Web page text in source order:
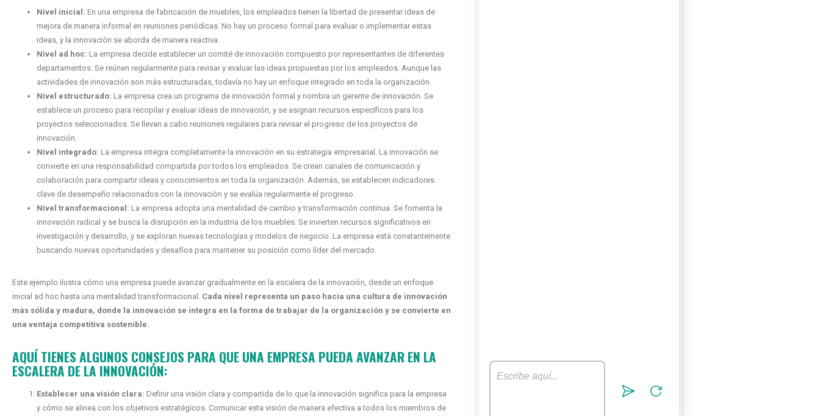
Nivel inicial: En una empresa de fabricación de muebles, los empleados tienen la libertad de presentar ideas de
mejora de manera informal en reuniones periódicas. No hay un proceso formal para evaluar o implementar estas
ideas, y la innovación se aborda de manera reactiva.
Nivel ad hoc: La empresa decide establecer un comité de innovación compuesto por representantes de diferentes
departamentos. Se reúnen regularmente para revisar y evaluar las ideas propuestas por los empleados. Aunque las
actividades de innovación son más estructuradas, todavía no hay un enfoque integrado en toda la organización.
Nivel estructurado: La empresa crea un programa de innovación formal y nombra un gerente de innovación. Se
establece un proceso para recopilar y evaluar ideas de innovación, y se asignan recursos específicos para los
proyectos seleccionados. Se llevan a cabo reuniones regulares para revisar el progreso de los proyectos de
innovación.
Nivel integrado: La empresa integra completamente la innovación en su estrategia empresarial. La innovación se
convierte en una responsabilidad compartida por todos los empleados. Se crean canales de comunicación y
colaboración para compartir ideas y conocimientos en toda la organización. Además, se establecen indicadores
clave de desempeño relacionados con la innovación y se evalúa regularmente el progreso.
Nivel transformacional: La empresa adopta una mentalidad de cambio y transformación continua. Se fomenta la
innovación radical y se busca la disrupción en la industria de los muebles. Se invierten recursos significativos en
investigación y desarrollo, y se exploran nuevas tecnologías y modelos de negocio. La empresa está constantemente
buscando nuevas oportunidades y desafíos para mantener su posición como líder del mercado.
Este ejemplo ilustra cómo una empresa puede avanzar gradualmente en la escalera de la innovación, desde un enfoque
inicial ad hoc hasta una mentalidad transformacional. Cada nivel representa un paso hacia una cultura de innovación
más sólida y madura, donde la innovación se integra en la forma de trabajar de la organización y se convierte en
una ventaja competitiva sostenible.
AQUÍ TIENES ALGUNOS CONSEJOS PARA QUE UNA EMPRESA PUEDA AVANZAR EN LA
ESCALERA DE LA INNOVACIÓN:
Establecer una visión clara: Definir una visión clara y compartida de lo que la innovación significa para la empresa
y cómo se alinea con los objetivos estratégicos. Comunicar esta visión de manera efectiva a todos los miembros de